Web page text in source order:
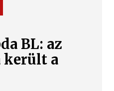
BL: az
került a